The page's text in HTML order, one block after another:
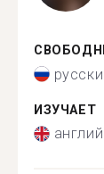
ИЗУЧАЕТ